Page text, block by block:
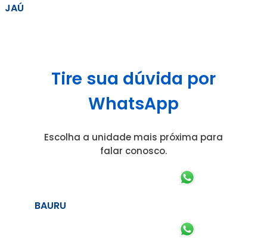
JAÚ
Tire sua dúvida por
WhatsApp
Escolha a unidade mais próxima para
falar conosco.
BAURU